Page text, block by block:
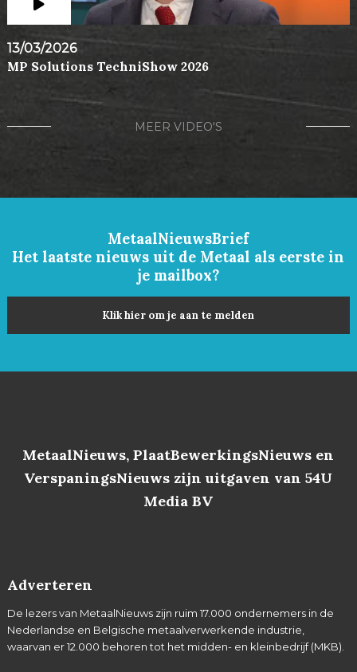
13/03/2026
MP Solutions TechniShow 2026
MEER VIDEO'S
MetaalNieuwsBrief
Het laatste nieuws uit de Metaal als eerste in
je mailbox?
Klik hier om je aan te melden
MetaalNieuws, PlaatBewerkingsNieuws en
VerspaningsNieuws zijn uitgaven van 54U
Media BV
Adverteren
De lezers van MetaalNieuws zijn ruim 17.000 ondernemers in de
Nederlandse en Belgische metaalverwerkende industrie,
waarvan er 12.000 behoren tot het midden- en kleinbedrijf (MKB).